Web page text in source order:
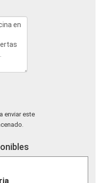
enviar este